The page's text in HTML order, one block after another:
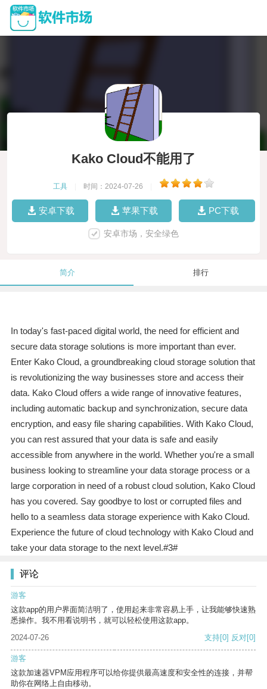
Kako Cloud不能用了
工具 时间：2024-07-26
安卓下载 苹果下载 PC下载
安卓市场，安全绿色
简介 排行
In today's fast-paced digital world, the need for efficient and
secure data storage solutions is more important than ever.
Enter Kako Cloud, a groundbreaking cloud storage solution that
is revolutionizing the way businesses store and access their
data. Kako Cloud offers a wide range of innovative features,
including automatic backup and synchronization, secure data
encryption, and easy file sharing capabilities. With Kako Cloud,
you can rest assured that your data is safe and easily
accessible from anywhere in the world. Whether you're a small
business looking to streamline your data storage process or a
large corporation in need of a robust cloud solution, Kako Cloud
has you covered. Say goodbye to lost or corrupted files and
hello to a seamless data storage experience with Kako Cloud.
Experience the future of cloud technology with Kako Cloud and
take your data storage to the next level.#3#
评论
游客
这款app的用户界面简洁明了，使用起来非常容易上手，让我能够快速熟
悉操作。我不用看说明书，就可以轻松使用这款app。
2024-07-26
支持[0] 反对[0]
游客
这款加速器VPM应用程序可以给你提供最高速度和安全性的连接，并帮
助你在网络上自由移动。